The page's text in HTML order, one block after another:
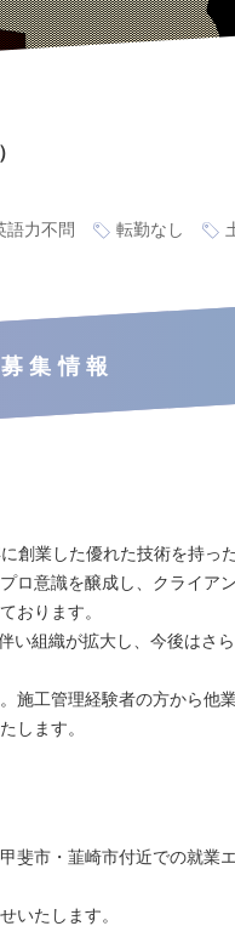
語力不問 転勤なし
募集情報
創業した優れた技術を持っ
ロ意識を醸成し、クライア
おります。
い組織が拡大し、今後はさ
施工管理経験者の方から他
します。
斐市・韮崎市付近での就業
いたします。